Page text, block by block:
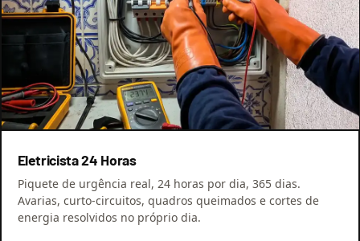
Eletricista 24 Horas
Piquete de urgência real, 24 horas por dia, 365 dias.
Avarias, curto-circuitos, quadros queimados e cortes de
energia resolvidos no próprio dia.